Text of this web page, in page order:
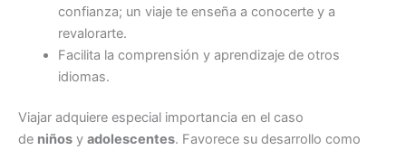
confianza; un viaje te enseña a conocerte y a
revalorarte.
Facilita la comprensión y aprendizaje de otros
idiomas.
Viajar adquiere especial importancia en el caso
de niños y adolescentes. Favorece su desarrollo como